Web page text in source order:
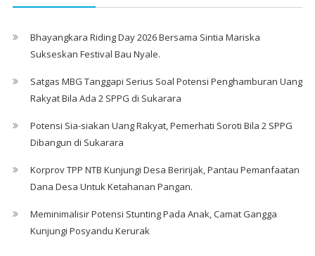
Bhayangkara Riding Day 2026 Bersama Sintia Mariska
Sukseskan Festival Bau Nyale. ‎
Satgas MBG Tanggapi Serius Soal Potensi Penghamburan Uang
Rakyat Bila Ada 2 SPPG di Sukarara
Potensi Sia-siakan Uang Rakyat, Pemerhati Soroti Bila 2 SPPG
Dibangun di Sukarara
Korprov TPP NTB Kunjungi Desa Beririjak, Pantau Pemanfaatan
Dana Desa Untuk Ketahanan Pangan.
Meminimalisir Potensi Stunting Pada Anak, Camat Gangga
Kunjungi Posyandu Kerurak